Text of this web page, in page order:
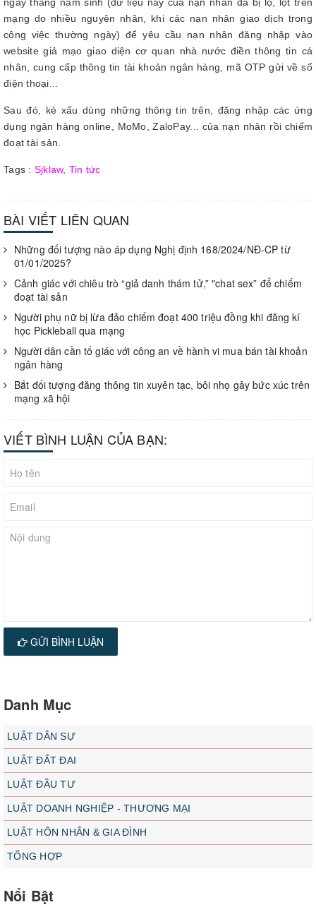
mạng do nhiều nguyên nhân, khi các nạn nhân giao dịch trong
công việc thường ngày) để yêu cầu nạn nhân đăng nhập vào
website giả mạo giao diện cơ quan nhà nước điền thông tin cá
nhân, cung cấp thông tin tài khoản ngân hàng, mã OTP gửi về số
điện thoại...
Sau đó, kẻ xấu dùng những thông tin trên, đăng nhập các ứng
dụng ngân hàng online, MoMo, ZaloPay... của nạn nhân rồi chiếm
đoạt tài sản.
Tags : Sjklaw, Tin tức
BÀI VIẾT LIÊN QUAN
Những đối tượng nào áp dụng Nghị định 168/2024/NĐ-CP từ
01/01/2025?
Cảnh giác với chiêu trò “giả danh thám tử,” "chat sex” để chiếm
đoạt tài sản
Người phụ nữ bị lừa đảo chiếm đoạt 400 triệu đồng khi đăng kí
học Pickleball qua mạng
Người dân cần tố giác với công an về hành vi mua bán tài khoản
ngân hàng
Bắt đối tượng đăng thông tin xuyên tạc, bôi nhọ gây bức xúc trên
mạng xã hội
VIẾT BÌNH LUẬN CỦA BẠN:
GỬI BÌNH LUẬN
Danh Mục
LUẬT DÂN SỰ
LUẬT ĐẤT ĐAI
LUẬT ĐẦU TƯ
LUẬT DOANH NGHIỆP - THƯƠNG MẠI
LUẬT HÔN NHÂN & GIA ĐÌNH
TỔNG HỢP
Nổi Bật